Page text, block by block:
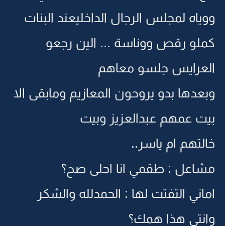
ووياه لمجلس الرجال الداخليعند البنات
كملو رقص ووناسة ... الين رجعو
العرايس جلسو معاهم
وبعدها بدو يروحون المعازيم ومابقى الا
بيت عمهم عبدالعزيز وبيت
خالتهم ام ياسر..
مشاعل : طقمي انا احلى صح؟
اماني التفتت لها : الحمدلله والشكر
وانتي هذا همك؟